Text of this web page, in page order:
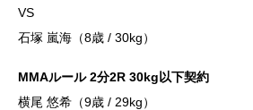
VS
石塚 嵐海（8歳 / 30kg）
MMAルール 2分2R 30kg以下契約
横尾 悠希（9歳 / 29kg）